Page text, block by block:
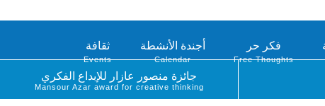
فكر حر
Free Thoughts
أجندة الأنشطة
Calendar
ثقافة
Events
جائزة منصور عازار للإبداع الفكري
Mansour Azar award for creative thinking